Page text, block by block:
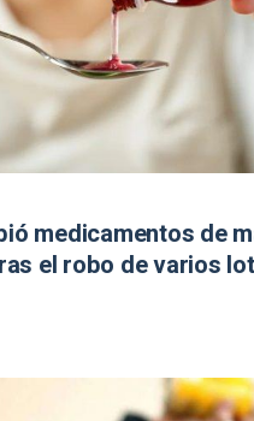
medicamentos de
el robo de varios